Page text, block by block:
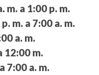
m. a 1:00 p. m.
m. a 7:00 a. m.
a. m.
12:00 m.
7:00 a. m.